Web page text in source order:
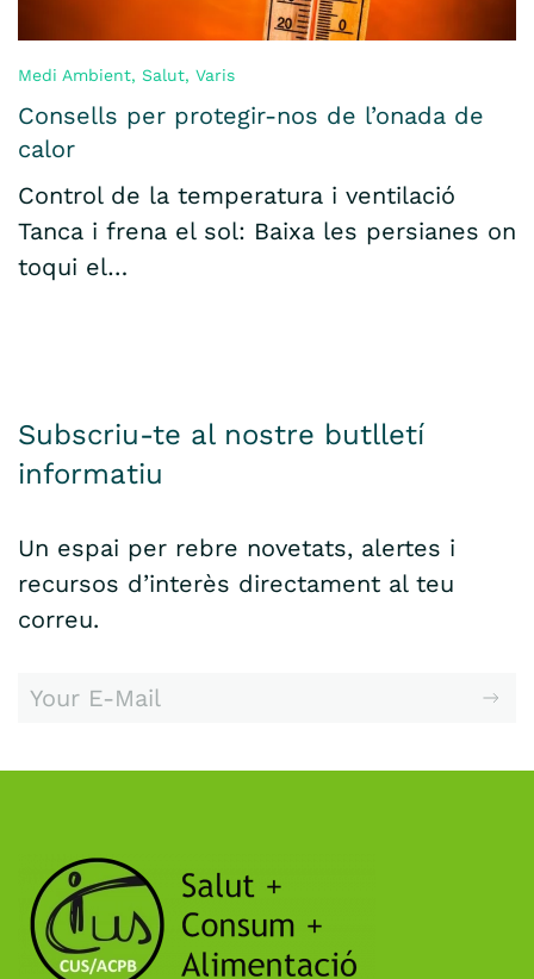
Medi Ambient, Salut, Varis
Consells per protegir-nos de l’onada de
calor
Control de la temperatura i ventilació
Tanca i frena el sol: Baixa les persianes on
toqui el…
Subscriu-te al nostre butlletí
informatiu
Un espai per rebre novetats, alertes i
recursos d’interès directament al teu
correu.